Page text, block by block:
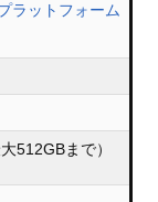
ラットフォーム
512GBまで）